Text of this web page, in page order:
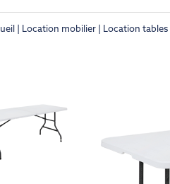
Location mobilier Location tables